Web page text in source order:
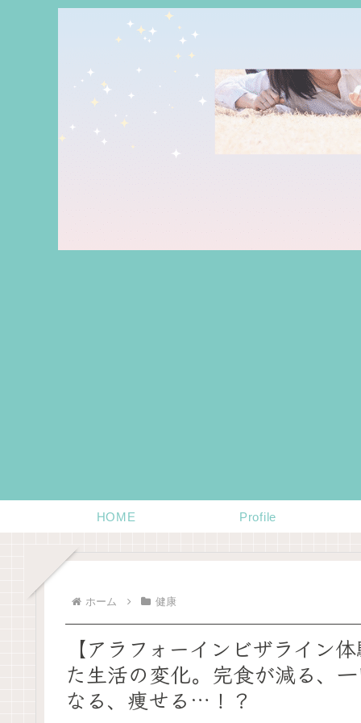
HOME Profile
ホーム 健康
【アラフォーインビザライン
た生活の変化。完食が減る、
なる、痩せる…！？